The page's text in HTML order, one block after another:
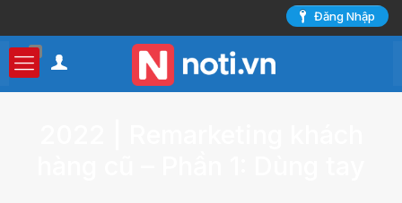
Đăng Nhập
0